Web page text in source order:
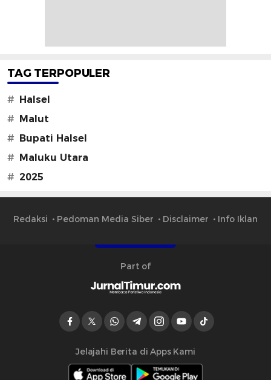
TAG TERPOPULER
#
Halsel
#
Malut
#
Bupati Halsel
#
Maluku Utara
# 2025
Redaksi Pedoman Media Siber Disclaimer Info Iklan
Part of
Jelajahi Berita di Apps Kami